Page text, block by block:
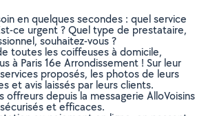
en quelques secondes : quel service
ce urgent ? Quel type de prestataire,
souhaitez-vous ?
toutes les coiffeuses à domicile,
à Paris 16e Arrondissement ! Sur leur
proposés, les photos de leurs
et avis laissés par leurs clients.
offreurs depuis la messagerie AlloVoisins
et efficaces.